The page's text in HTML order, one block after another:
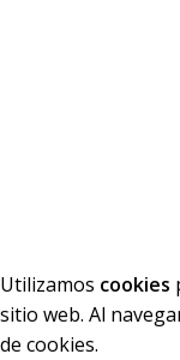
Utilizamos cookies
sitio web. Al
de cookies.